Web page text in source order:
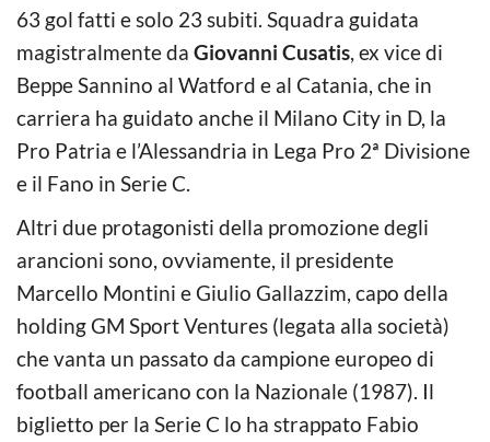
63 gol fatti e solo 23 subiti. Squadra guidata
magistralmente da Giovanni Cusatis, ex vice di
Beppe Sannino al Watford e al Catania, che in
carriera ha guidato anche il Milano City in D, la
Pro Patria e l’Alessandria in Lega Pro 2ª Divisione
e il Fano in Serie C.
Altri due protagonisti della promozione degli
arancioni sono, ovviamente, il presidente
Marcello Montini e Giulio Gallazzim, capo della
holding GM Sport Ventures (legata alla società)
che vanta un passato da campione europeo di
football americano con la Nazionale (1987). Il
biglietto per la Serie C lo ha strappato Fabio